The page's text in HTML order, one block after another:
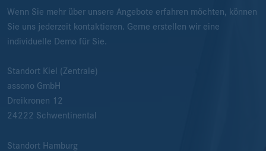
Wenn Sie mehr über unsere Angebote erfahren möchten, können
Sie uns jederzeit kontaktieren. Gerne erstellen wir eine
individuelle Demo für Sie.
Standort Kiel (Zentrale)
assono GmbH
Dreikronen 12
24222 Schwentinental
Standort Hamburg